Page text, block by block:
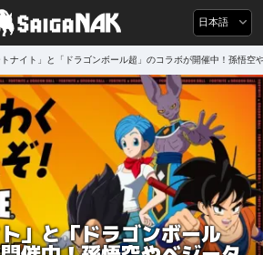
日本語
トナイト」と「ドラゴンボール超」のコラボが開催中！孫悟空
」と「ドラゴンボール